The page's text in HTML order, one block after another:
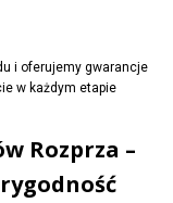
i oferujemy gwarancje
w każdym etapie
Rozprza –